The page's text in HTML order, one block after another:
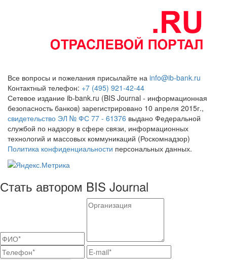
Все вопросы и пожелания присылайте на info@ib-bank.ru
Контактный телефон: +7 (495) 921-42-44
Сетевое издание ib-bank.ru (BIS Journal - информационная
безопасность банков) зарегистрировано 10 апреля 2015г.,
свидетельство ЭЛ № ФС 77 - 61376 выдано Федеральной
службой по надзору в сфере связи, информационных
технологий и массовых коммуникаций (Роскомнадзор)
Политика конфиденциальности персональных данных.
Стать автором BIS Journal